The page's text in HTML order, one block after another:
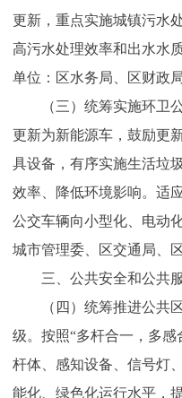
更新，重点实施城镇污水
高污水处理效率和出水水
单位：区水务局、区财政
（三）统筹实施环卫公
更新为新能源车，鼓励更
具设备，有序实施生活垃
效率、降低环境影响。适
公交车辆向小型化、电动
城市管理委、区交通局、
三、公共安全和公共
（四）统筹推进公共区
级。按照“多杆合一，多感
杆体、感知设备、信号灯
能化、绿色化运行水平，